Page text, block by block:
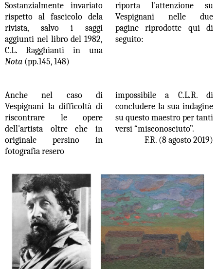
Sostanzialmente invariato
rispetto al fascicolo dela
rivista, salvo i saggi
aggiunti nel libro del 1982,
C.L. Ragghianti in una
Nota (pp.145, 148)
riporta l'attenzione su
Vespignani nelle due
pagine riprodotte qui di
seguito:
Anche nel caso di
Vespignani la difficoltà di
riscontrare le opere
dell'artista oltre che in
originale persino in
fotografia resero
impossibile a C.L.R. di
concludere la sua indagine
su questo maestro per tanti
versi “misconosciuto”.
F.R. (8 agosto 2019)